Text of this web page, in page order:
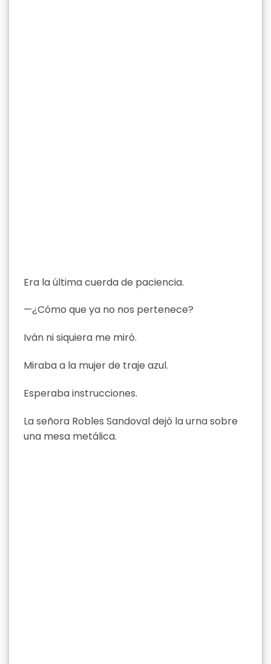
Era la última cuerda de paciencia.
—¿Cómo que ya no nos pertenece?
Iván ni siquiera me miró.
Miraba a la mujer de traje azul.
Esperaba instrucciones.
La señora Robles Sandoval dejó la urna sobre
una mesa metálica.